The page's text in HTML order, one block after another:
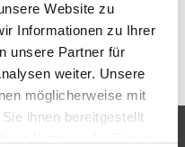
Website zu
Informationen zu Ihrer
unsere Partner für
weiter. Unsere
möglicherweise mit
ihnen bereitgestellt